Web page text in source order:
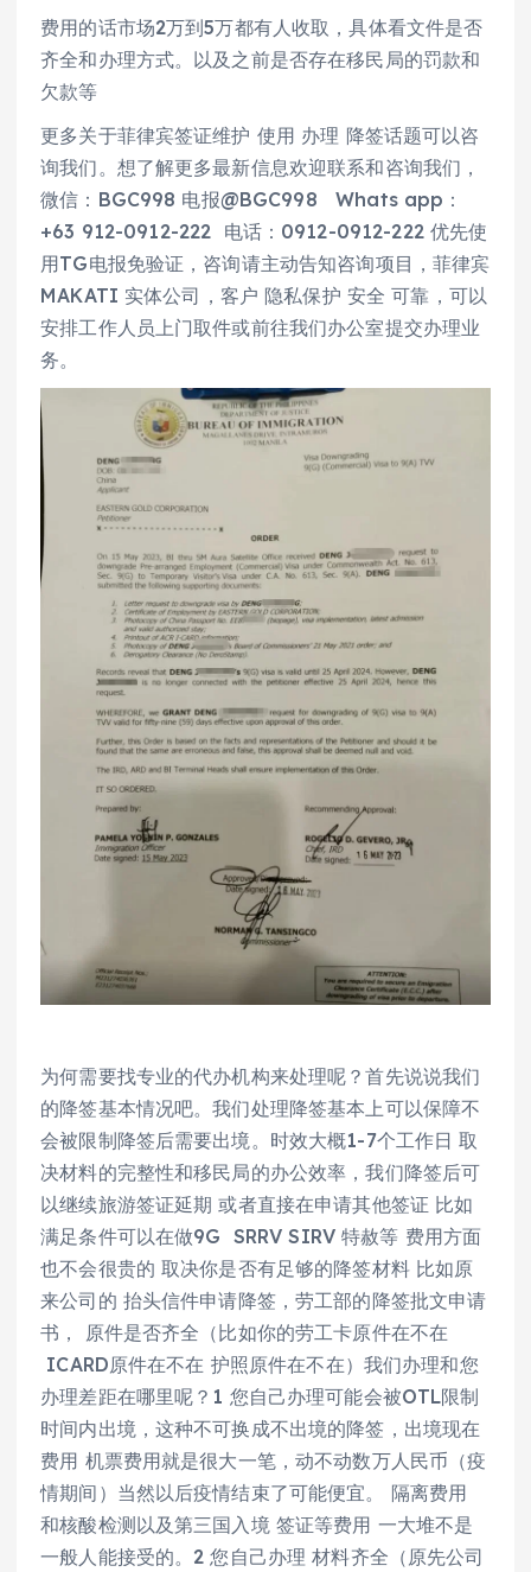
费用的话市场2万到5万都有人收取，具体看文件是否
齐全和办理方式。以及之前是否存在移民局的罚款和
欠款等
更多关于菲律宾签证维护 使用 办理 降签话题可以咨
询我们。想了解更多最新信息欢迎联系和咨询我们，
微信：BGC998 电报@BGC998 Whats app：
+63 912-0912-222 电话：0912-0912-222 优先使
用TG电报免验证，咨询请主动告知咨询项目，菲律宾
MAKATI 实体公司，客户 隐私保护 安全 可靠，可以
安排工作人员上门取件或前往我们办公室提交办理业
务。
为何需要找专业的代办机构来处理呢？首先说说我们
的降签基本情况吧。我们处理降签基本上可以保障不
会被限制降签后需要出境。时效大概1-7个工作日 取
决材料的完整性和移民局的办公效率，我们降签后可
以继续旅游签证延期 或者直接在申请其他签证 比如
满足条件可以在做9G SRRV SIRV 特赦等 费用方面
也不会很贵的 取决你是否有足够的降签材料 比如原
来公司的 抬头信件申请降签，劳工部的降签批文申请
书， 原件是否齐全（比如你的劳工卡原件在不在
ICARD原件在不在 护照原件在不在）我们办理和您
办理差距在哪里呢？1 您自己办理可能会被OTL限制
时间内出境，这种不可换成不出境的降签，出境现在
费用 机票费用就是很大一笔，动不动数万人民币（疫
情期间）当然以后疫情结束了可能便宜。 隔离费用
和核酸检测以及第三国入境 签证等费用 一大堆不是
一般人能接受的。2 您自己办理 材料齐全（原先公司